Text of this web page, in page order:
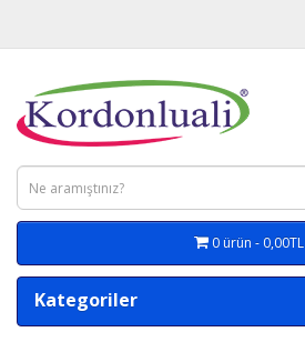
0 ürün - 0,00TL
Kategoriler